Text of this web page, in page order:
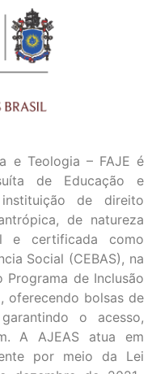
e Teologia – FAJE é
de Educação e
de direito
de natureza
e certificada como
Social (CEBAS), na
Programa de Inclusão
oferecendo bolsas de
o acesso,
A AJEAS atua em
por meio da Lei